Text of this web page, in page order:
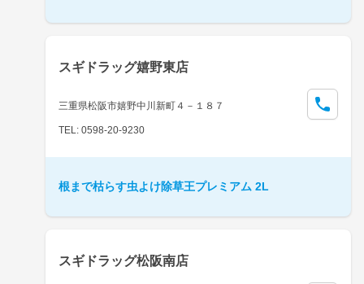
スギドラッグ嬉野東店
三重県松阪市嬉野中川新町４－１８７
TEL: 0598-20-9230
根まで枯らす虫よけ除草王プレミアム 2L
スギドラッグ松阪南店